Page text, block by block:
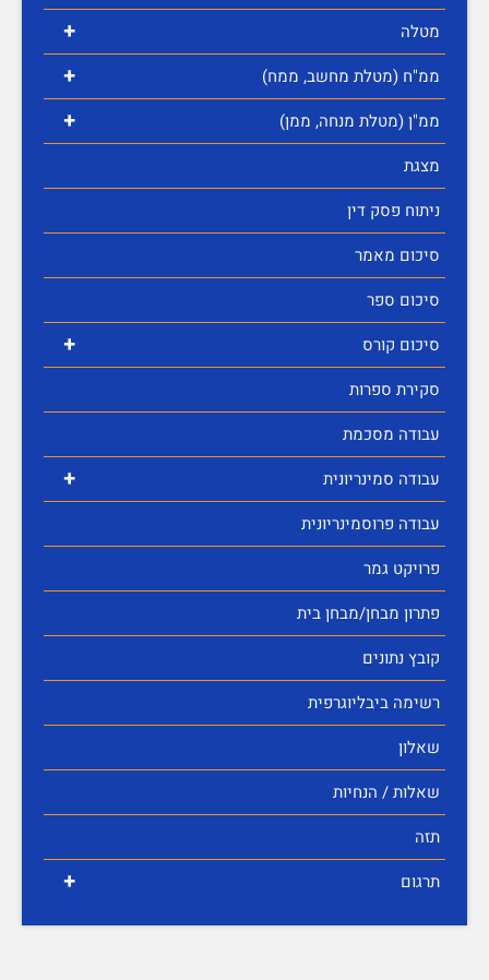
+ מטלה
+ ממ"ח (מטלת מחשב, ממח)
+
ממ"ן (מטלת מנחה, ממן)
מצגת
ניתוח פסק דין
סיכום מאמר
סיכום ספר
+
סיכום קורס
סקירת ספרות
עבודה מסכמת
+
עבודה סמינריונית
עבודה פרוסמינריונית
פרויקט גמר
פתרון מבחן/מבחן בית
קובץ נתונים
רשימה ביבליוגרפית
שאלון
שאלות / הנחיות
תזה
+ תרגום